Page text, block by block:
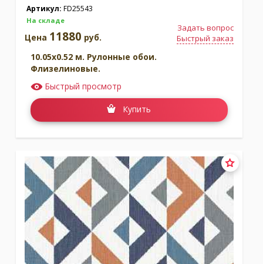
Артикул: FD25543
На складе
Задать вопрос
Быстрый заказ
Цена 11880 руб.
10.05x0.52 м. Рулонные обои.
Флизелиновые.
Быстрый просмотр
Купить